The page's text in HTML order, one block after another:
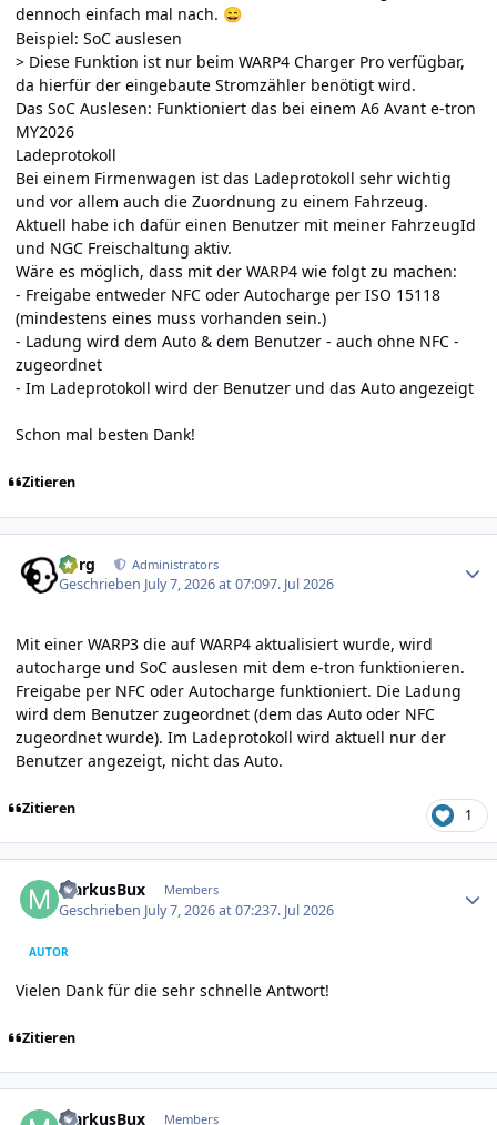
dennoch einfach mal nach. 😄
Beispiel: SoC auslesen
> Diese Funktion ist nur beim WARP4 Charger Pro verfügbar,
da hierfür der eingebaute Stromzähler benötigt wird.
Das SoC Auslesen: Funktioniert das bei einem A6 Avant e-tron
MY2026
Ladeprotokoll
Bei einem Firmenwagen ist das Ladeprotokoll sehr wichtig
und vor allem auch die Zuordnung zu einem Fahrzeug.
Aktuell habe ich dafür einen Benutzer mit meiner FahrzeugId
und NGC Freischaltung aktiv.
Wäre es möglich, dass mit der WARP4 wie folgt zu machen:
- Freigabe entweder NFC oder Autocharge per ISO 15118
(mindestens eines muss vorhanden sein.)
- Ladung wird dem Auto & dem Benutzer - auch ohne NFC -
zugeordnet
- Im Ladeprotokoll wird der Benutzer und das Auto angezeigt
Schon mal besten Dank!
Zitieren
borg Administrators
Geschrieben July 7, 2026 at 07:097. Jul 2026
Mit einer WARP3 die auf WARP4 aktualisiert wurde, wird
autocharge und SoC auslesen mit dem e-tron funktionieren.
Freigabe per NFC oder Autocharge funktioniert. Die Ladung
wird dem Benutzer zugeordnet (dem das Auto oder NFC
zugeordnet wurde). Im Ladeprotokoll wird aktuell nur der
Benutzer angezeigt, nicht das Auto.
Zitieren 1
MarkusBux Members
Geschrieben July 7, 2026 at 07:237. Jul 2026
AUTOR
Vielen Dank für die sehr schnelle Antwort!
Zitieren
MarkusBux Members